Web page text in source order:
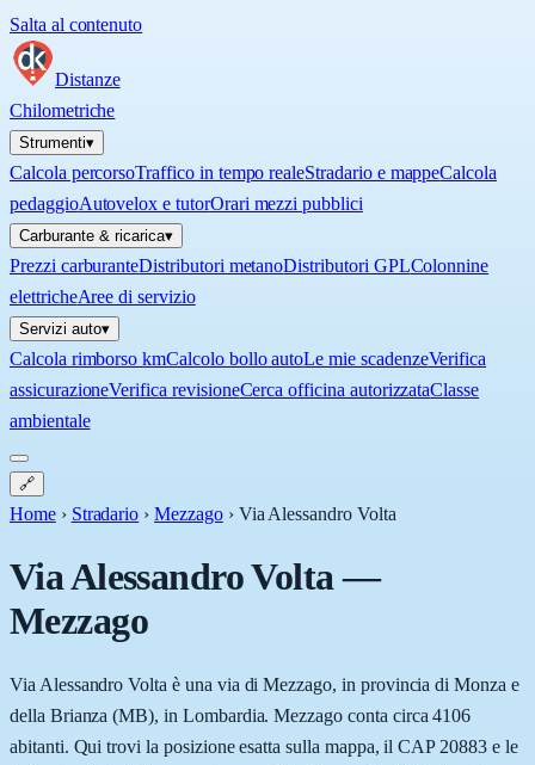
Salta al contenuto
Distanze
Chilometriche
Strumenti▾
Calcola percorsoTraffico in tempo realeStradario e mappeCalcola
pedaggioAutovelox e tutorOrari mezzi pubblici
Carburante & ricarica▾
Prezzi carburanteDistributori metanoDistributori GPLColonnine
elettricheAree di servizio
Servizi auto▾
Calcola rimborso kmCalcolo bollo autoLe mie scadenzeVerifica
assicurazioneVerifica revisioneCerca officina autorizzataClasse
ambientale
🔗
Home › Stradario › Mezzago › Via Alessandro Volta
Via Alessandro Volta—
Mezzago
Via Alessandro Volta è una via di Mezzago, in provincia di Monza e
della Brianza (MB), in Lombardia. Mezzago conta circa 4106
abitanti. Qui trovi la posizione esatta sulla mappa, il CAP 20883 e le